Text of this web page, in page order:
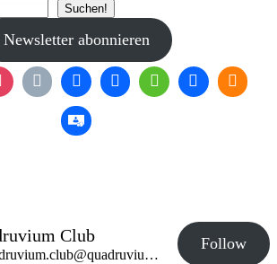
Suchen!
Newsletter abonnieren
Club
@quadruvium.club@quadruvium.club
Follow